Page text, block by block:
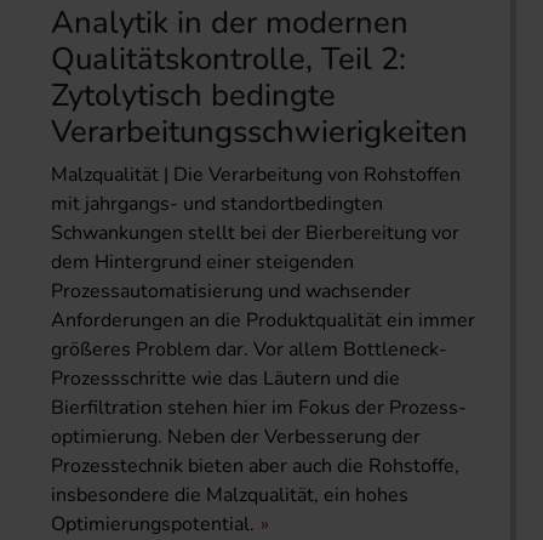
Analytik in der modernen
Qualitätskontrolle, Teil 2:
Zytolytisch bedingte
Verarbeitungsschwierigkeiten
Malzqualität | Die Verarbeitung von Rohstoffen
mit jahrgangs- und standortbedingten
Schwankungen stellt bei der Bierbereitung vor
dem Hintergrund einer steigenden
Prozessautomatisierung und wachsender
Anforderungen an die Produktqualität ein immer
größeres Problem dar. Vor allem Bottleneck-
Prozessschritte wie das Läutern und die
Bierfiltration stehen hier im Fokus der Prozess­
optimierung. Neben der Verbesserung der
Prozesstechnik bieten aber auch die Rohstoffe,
insbesondere die Malzqualität, ein hohes
Optimierungspotential.